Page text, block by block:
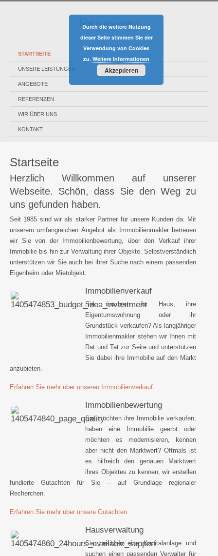
STARTSEITE
UNSERE LEISTUNGEN
ANGEBOTE
REFERENZEN
WIR ÜBER UNS
KONTAKT
Startseite
Herzlich Willkommen auf unserer
Webseite. Schön, dass Sie den Weg zu
uns gefunden haben.
Seit 1985 sind wir als starker Partner für unsere Kunden da. Mit
unserem umfangreichen Angebot als Immobilienmakler betreuen
wir Sie von der Immobilienbewertung, über den Verkauf ihrer
Immobilie bis hin zur Verwaltung ihrer Objekte. Selbstverständlich
unterstützen wir Sie auch bei ihrer Suche nach einem passenden
Eigenheim oder Mietobjekt.
Immobilienverkauf
Sie möchten ihr Haus, ihre
Eigentumswohnung oder ihr
Grundstück verkaufen? Als langjähriger
Immobilienmakler stehen wir Ihnen mit
Rat und Tat zur Seite und unterstützen
Sie dabei ihre Immobilie auf den Markt
anzubieten.
Erfahren Sie mehr über unseren Immobilienverkauf.
Immobilienbewertung
Sie möchten ihre Immobilie verkaufen,
haben eine Immobilie geerbt oder
möchten es modernisieren, kennen
aber nicht den Marktwert? Oftmals ist
es hilfreich den genauen Marktwert
ihres Objektes zu kennen, wir erstellen
fundierte Gutachten für Sie – auf Grundlage regionaler
Recherchen.
Erfahren Sie mehr über unsere Gutachten.
Hausverwaltung
Sie besitzen eine Kapitalanlage und
suchen einen passenden Verwalter für
Durch die weitere Nutzung
dieser Seite stimmen Sie der
Verwendung von Cookies
zu. Weitere Informationen
Akzeptieren